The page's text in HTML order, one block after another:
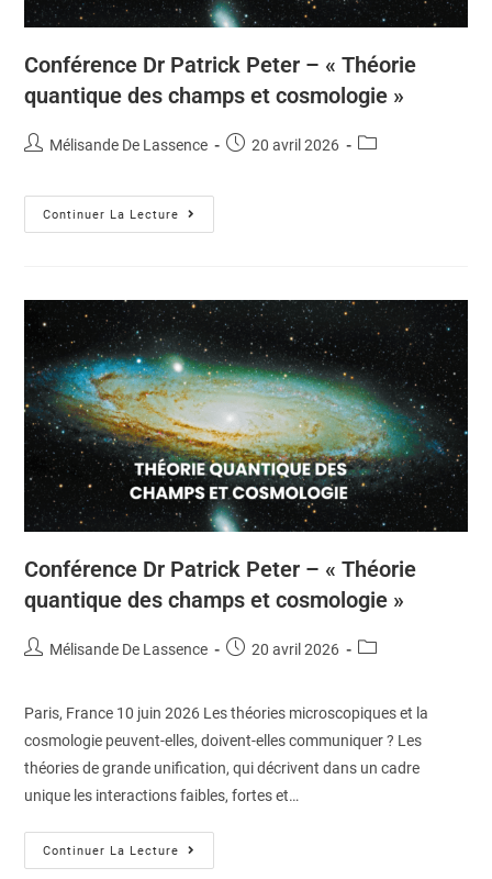
Conférence Dr Patrick Peter – « Théorie
quantique des champs et cosmologie »
Mélisande De Lassence 20 avril 2026
Continuer La Lecture
Conférence Dr Patrick Peter – « Théorie
quantique des champs et cosmologie »
Mélisande De Lassence 20 avril 2026
Paris, France 10 juin 2026 Les théories microscopiques et la
cosmologie peuvent-elles, doivent-elles communiquer ? Les
théories de grande unification, qui décrivent dans un cadre
unique les interactions faibles, fortes et…
Continuer La Lecture